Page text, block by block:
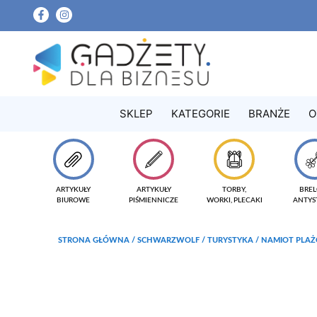
SKLEP KATEGORIE BRANŻE
ARTYKUŁY
BIUROWE
ARTYKUŁY
PIŚMIENNICZE
TORBY,
WORKI, PLECAKI
STRONA GŁÓWNA / SCHWARZWOLF / TURYSTYKA / NAMIOT